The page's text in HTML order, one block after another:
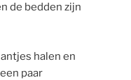
de bedden zijn
halen en
paar